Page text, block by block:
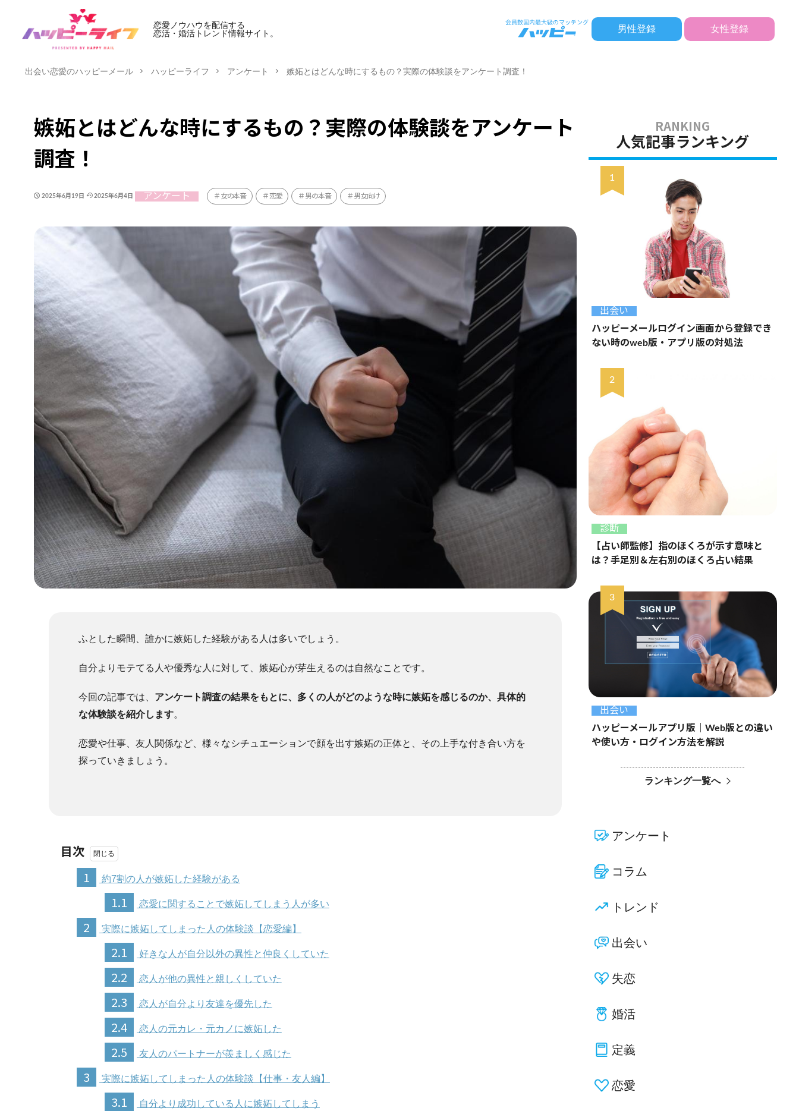
恋愛ノウハウを配信する
恋活・婚活トレンド情報サイト。
男性登録 女性登録
出会い恋愛のハッピーメール ハッピーライフ アンケート 嫉妬とはどんな時にするもの？実際の体験談をアンケート調査！
嫉妬とはどんな時にするもの？実際の体験談をアンケート
調査！
2025年6月19日 2025年6月4日 アンケート 女の本音 恋愛 男の本音 男女向け
ふとした瞬間、誰かに嫉妬した経験がある人は多いでしょう。
自分よりモテてる人や優秀な人に対して、嫉妬心が芽生えるのは自然なことです。
今回の記事では、 アンケート調査の結果をもとに、多くの人がどのような時に嫉妬を感じるのか、具体的
な体験談を紹介します。
恋愛や仕事、友人関係など、様々なシチュエーションで顔を出す嫉妬の正体と、その上手な付き合い方を
探っていきましょう。
目次
1
約7割の人が嫉妬した経験がある
1.1 恋愛に関することで嫉妬してしまう人が多い
2 実際に嫉妬してしまった人の体験談【恋愛編】
2.1 好きな人が自分以外の異性と仲良くしていた
2.2 恋人が他の異性と親しくしていた
2.3 恋人が自分より友達を優先した
2.4 恋人の元カレ・元カノに嫉妬した
2.5 友人のパートナーが羨ましく感じた
3 実際に嫉妬してしまった人の体験談【仕事・友人編】
3.1 自分より成功している人に嫉妬してしまう
人気記事ランキング
出会い
ハッピーメールログイン画面から登録でき
ない時のweb版・アプリ版の対処法
診断
【占い師監修】指のほくろが示す意味と
は？手足別＆左右別のほくろ占い結果
出会い
ハッピーメールアプリ版｜Web版との違い
や使い方・ログイン方法を解説
ランキング一覧へ
アンケート
コラム
トレンド
出会い
失恋
婚活
定義
恋愛